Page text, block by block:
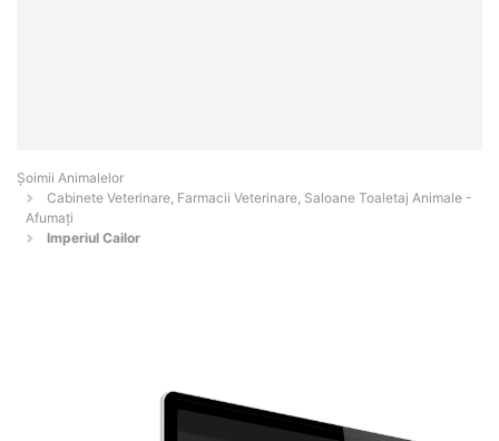
Şoimii Animalelor
Cabinete Veterinare, Farmacii Veterinare, Saloane Toaletaj Animale -
Afumaţi
Imperiul Cailor